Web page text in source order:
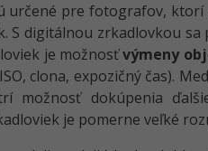
určené pre fotografov, ktorí
S digitálnou zrkadlovkou
je možnosťvýmeny
clona, expozičný čas).
možnosť dokúpenia
je pomerne veľké